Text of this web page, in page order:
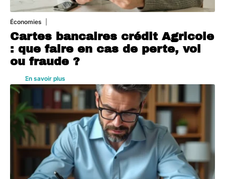
Économies
Cartes bancaires crédit Agricole
: que faire en cas de perte, vol
ou fraude ?
En savoir plus